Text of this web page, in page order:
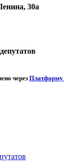
30а
через Платформу